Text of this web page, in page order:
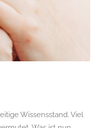
Wissensstand. Viel